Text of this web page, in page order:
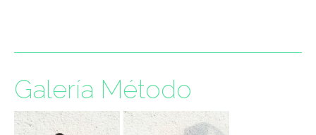
Galería Método